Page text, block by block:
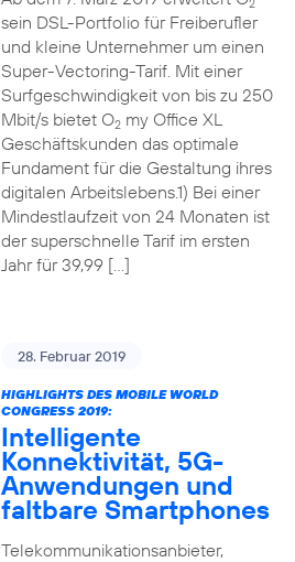
2
sein DSL-Portfolio für Freiberufler
und kleine Unternehmer um einen
Super-Vectoring-Tarif. Mit einer
Surfgeschwindigkeit von bis zu 250
Mbit/s bietet O2my Office XL
Geschäftskunden das optimale
Fundament für die Gestaltung ihres
digitalen Arbeitslebens.1) Bei einer
Mindestlaufzeit von 24 Monaten ist
der superschnelle Tarif im ersten
Jahr für 39,99 […]
28. Februar 2019
HIGHLIGHTS DES MOBILE WORLD
CONGRESS 2019:
Intelligente
Konnektivität, 5G-
Anwendungen und
faltbare Smartphones
Telekommunikationsanbieter,